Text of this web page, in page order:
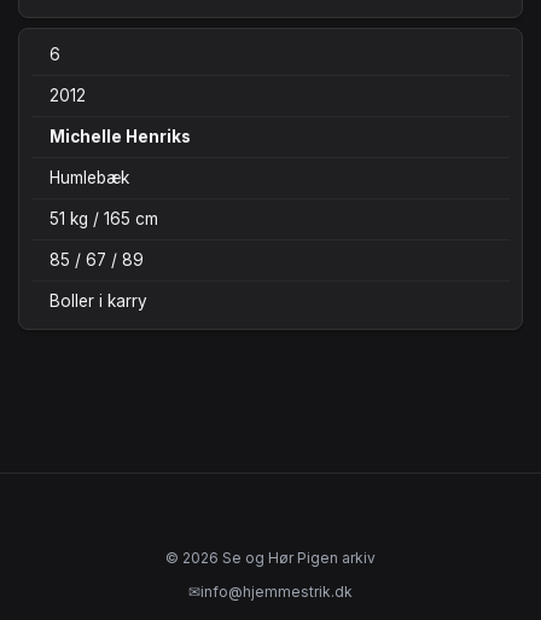
6
2012
Michelle Henriks
Humlebæk
51 kg / 165 cm
85 / 67 / 89
Boller i karry
© 2026 Se og Hør Pigen arkiv
✉info@hjemmestrik.dk